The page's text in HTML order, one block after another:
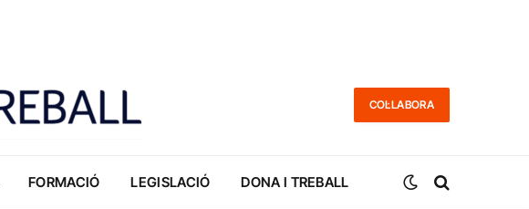
COL·LABORA
FORMACIÓ LEGISLACIÓ DONA I TREBALL